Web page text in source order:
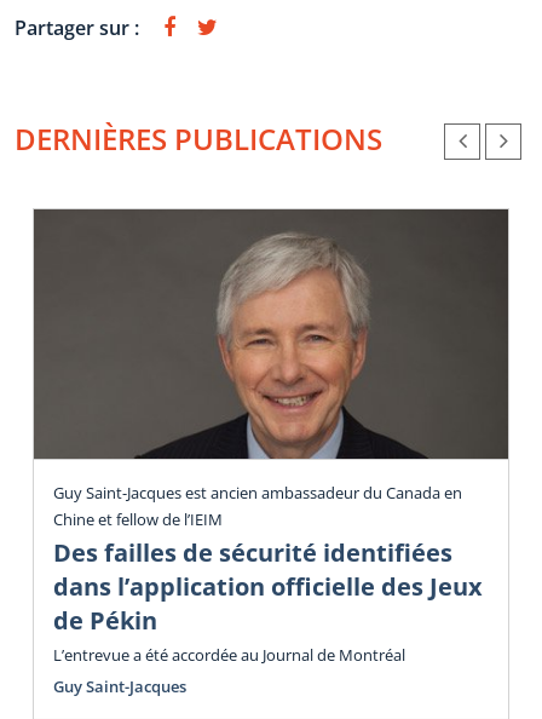
Partager sur :
DERNIÈRES PUBLICATIONS
Guy Saint-Jacques est ancien ambassadeur du Canada en
Chine et fellow de l’IEIM
Des failles de sécurité identifiées
dans l’application officielle des Jeux
de Pékin
L’entrevue a été accordée au Journal de Montréal
Guy Saint-Jacques